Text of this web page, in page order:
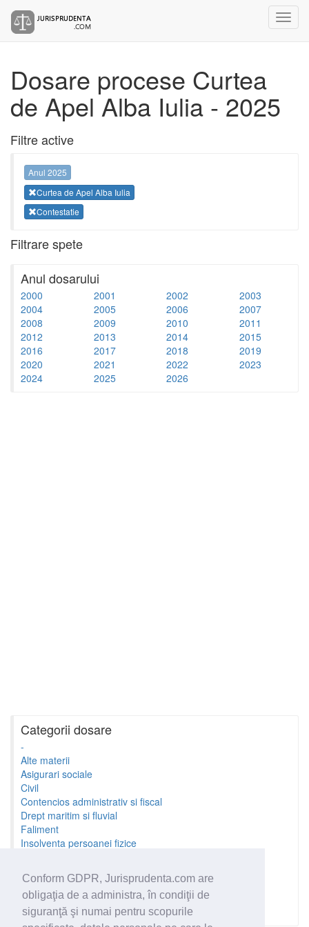
Conform GDPR, Jurisprudenta.com are
obligaţia de a administra, în condiţii de
siguranţă şi numai pentru scopurile
Dosare procese Curtea
de Apel Alba Iulia - 2025
Filtre active
Anul 2025
Curtea de Apel Alba Iulia
Contestatie
Filtrare spete
Anul dosarului
2000 2001 2002
2003
2004
2005 2006
2007
2008
2009 2010
2011
2012
2013 2014
2015
2016
2017 2018
2019
2020
2021 2022
2023
2024
2025 2026
Categorii dosare
-
Alte materii
Asigurari sociale
Civil
Contencios administrativ si fiscal
Drept maritim si fluvial
Faliment
Insolventa persoanei fizice
Minori si familie
Penal
Proprietate Intelectuala